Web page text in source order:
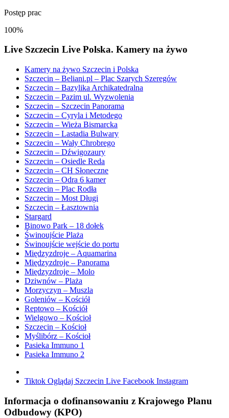
Postęp prac
100%
Live Szczecin Live Polska. Kamery na żywo
Kamery na żywo Szczecin i Polska
Szczecin – Beliani.pl – Plac Szarych Szeregów
Szczecin – Bazylika Archikatedralna
Szczecin – Pazim ul. Wyzwolenia
Szczecin – Szczecin Panorama
Szczecin – Cyryla i Metodego
Szczecin – Wieża Bismarcka
Szczecin – Lastadia Bulwary
Szczecin – Wały Chrobrego
Szczecin – Dźwigozaury
Szczecin – Osiedle Reda
Szczecin – CH Słoneczne
Szczecin – Odra 6 kamer
Szczecin – Plac Rodła
Szczecin – Most Długi
Szczecin – Łasztownia
Stargard
Binowo Park – 18 dołek
Świnoujście Plaża
Świnoujście wejście do portu
Międzyzdroje – Aquamarina
Międzyzdroje – Panorama
Międzyzdroje – Molo
Dziwnów – Plaża
Morzyczyn – Muszla
Goleniów – Kościół
Reptowo – Kościół
Wielgowo – Kościoł
Szczecin – Kościoł
Myślibórz – Kościoł
Pasieka Immuno 1
Pasieka Immuno 2
Tiktok Oglądaj Szczecin Live Facebook Instagram
Informacja o dofinansowaniu z Krajowego Planu
Odbudowy (KPO)